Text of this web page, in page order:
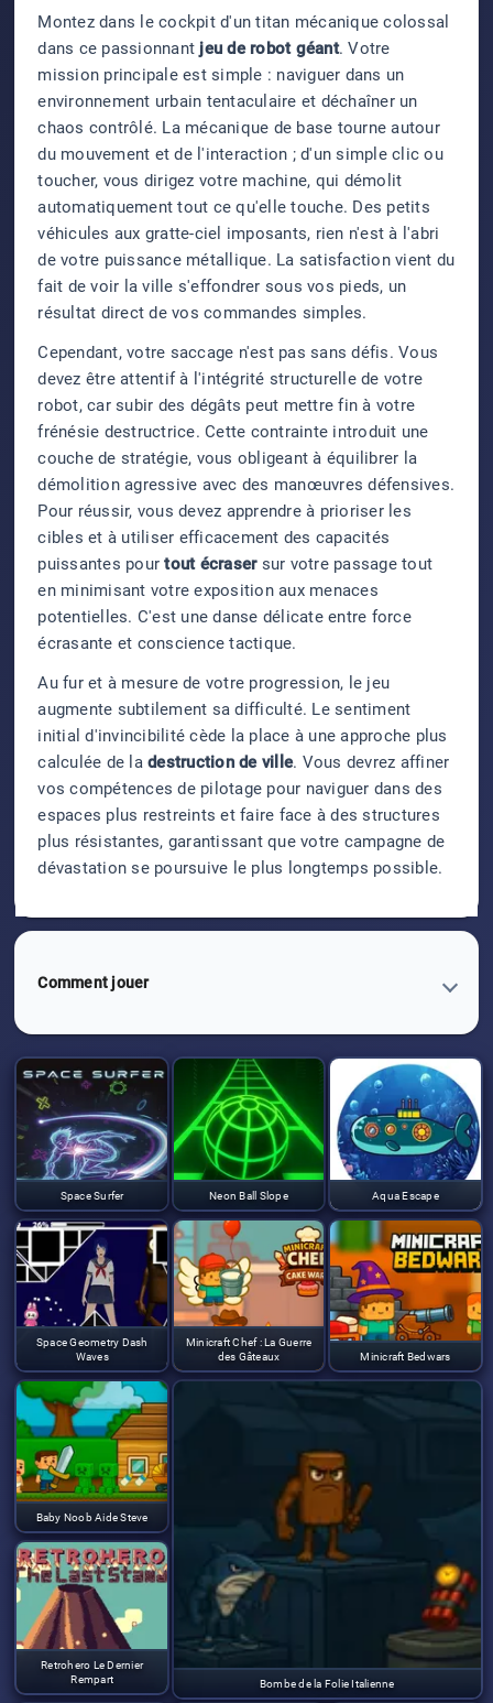
Montez dans le cockpit d'un titan mécanique colossal
dans ce passionnant jeu de robot géant. Votre
mission principale est simple : naviguer dans un
environnement urbain tentaculaire et déchaîner un
chaos contrôlé. La mécanique de base tourne autour
du mouvement et de l'interaction ; d'un simple clic ou
toucher, vous dirigez votre machine, qui démolit
automatiquement tout ce qu'elle touche. Des petits
véhicules aux gratte-ciel imposants, rien n'est à l'abri
de votre puissance métallique. La satisfaction vient du
fait de voir la ville s'effondrer sous vos pieds, un
résultat direct de vos commandes simples.
Cependant, votre saccage n'est pas sans défis. Vous
devez être attentif à l'intégrité structurelle de votre
robot, car subir des dégâts peut mettre fin à votre
frénésie destructrice. Cette contrainte introduit une
couche de stratégie, vous obligeant à équilibrer la
démolition agressive avec des manœuvres défensives.
Pour réussir, vous devez apprendre à prioriser les
cibles et à utiliser efficacement des capacités
puissantes pourtout écrasersur votre passage tout
en minimisant votre exposition aux menaces
potentielles. C'est une danse délicate entre force
écrasante et conscience tactique.
Au fur et à mesure de votre progression, le jeu
augmente subtilement sa difficulté. Le sentiment
initial d'invincibilité cède la place à une approche plus
calculée de ladestruction de ville. Vous devrez affiner
vos compétences de pilotage pour naviguer dans des
espaces plus restreints et faire face à des structures
plus résistantes, garantissant que votre campagne de
dévastation se poursuive le plus longtemps possible.
Comment jouer
Space Surfer Neon Ball Slope Aqua Escape
Space Geometry Dash
Waves
Minicraft Chef : La Guerre
des Gâteaux
Minicraft Bedwars
Baby Noob Aide Steve
Bombe de la Folie Italienne
Retrohero Le Dernier
Rempart